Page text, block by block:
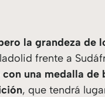
la grandeza de
frente a
una medalla
, que tendrá